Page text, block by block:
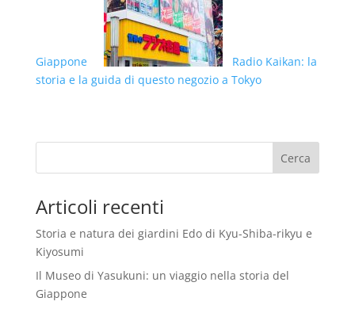
Giappone
Radio Kaikan: la
storia e la guida di questo negozio a Tokyo
Articoli recenti
Storia e natura dei giardini Edo di Kyu-Shiba-rikyu e
Kiyosumi
Il Museo di Yasukuni: un viaggio nella storia del
Giappone